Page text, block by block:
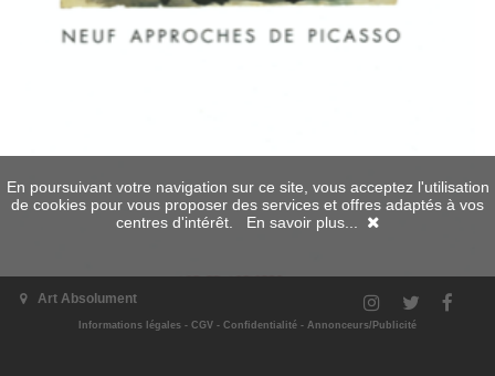
Art Absolument
Informations légales - CGV - Confidentialité - Annonceurs/Publicité
En poursuivant votre navigation sur ce site, vous acceptez l'utilisation
de cookies pour vous proposer des services et offres adaptés à vos
centres d'intérêt. En savoir plus...